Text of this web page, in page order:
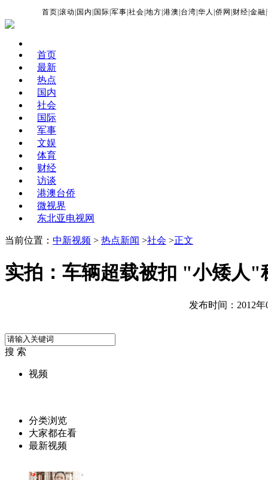
首页 |滚动 国内 国际 |军事 |社会 |地方 |港澳 台湾 |华人 |侨网 财经 |金融 |
首页
最新
热点
国内
社会
国际
军事
文娱
体育
财经
访谈
港澳台侨
微视界
东北亚电视网
当前位置： 中新视频 > 热点新闻 >社会 >正文
实拍：车辆超载被扣 "小矮人"
发布时间：2012年
搜 索
视频
分类浏览
大家都在看
最新视频